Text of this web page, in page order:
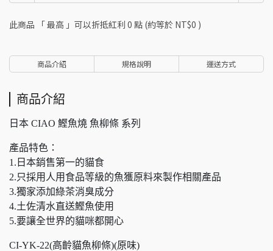
此商品 「 最高 」可以折抵紅利 0 點 (約等於 NT$0 )
商品介紹 規格說明 運送方式
商品介紹
日本 CIAO 鰹魚燒 魚柳條 系列
產品特色：
1.日本銷售第一的貓食
2.只採用人用食品等級的魚獲原料來製作相關產品
3.獨家添加綠茶消臭成分
4.土佐清水直送鰹魚使用
5.要讓全世界的貓咪都開心
CI-YK-22(高齡貓魚柳條)(原味)